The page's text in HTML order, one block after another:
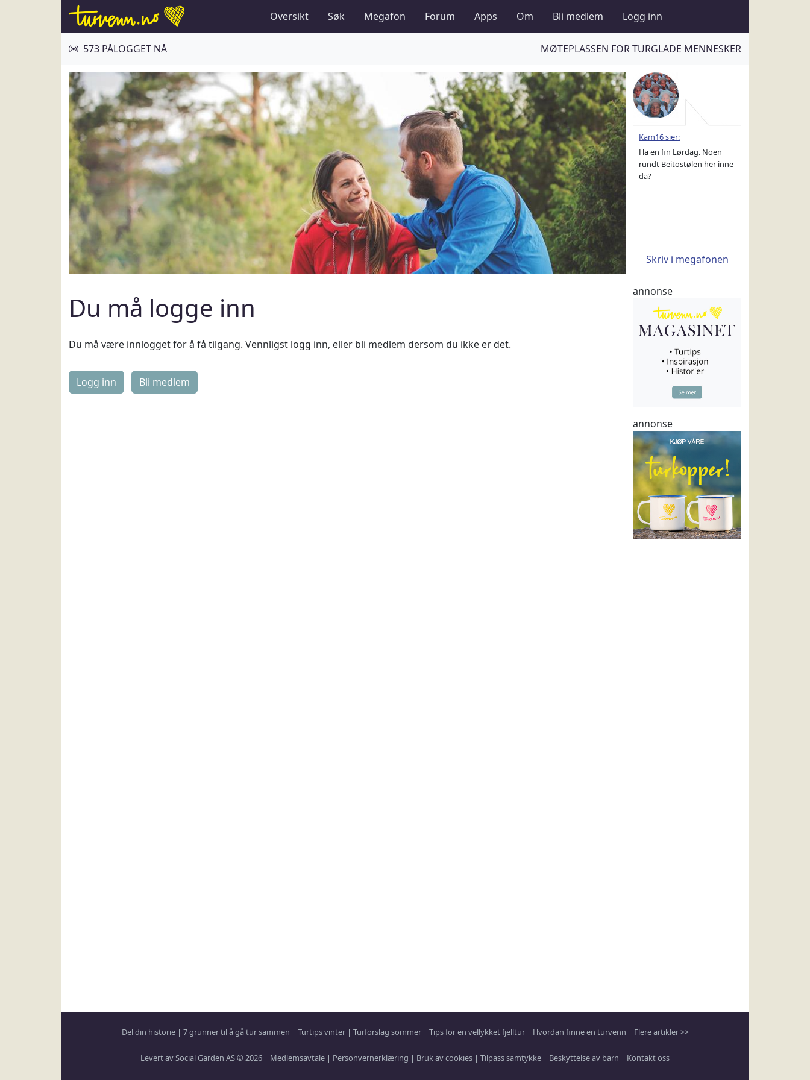
Oversikt Søk Megafon Forum Apps Om Bli medlem Logg inn
573 PÅLOGGET NÅ MØTEPLASSEN FOR TURGLADE MENNESKER
Du må logge inn
Du må være innlogget for å få tilgang. Vennligst logg inn, eller bli medlem dersom du ikke er det.
Logg inn
Kam16 sier:
Ha en fin Lørdag. Noen
rundt Beitostølen her inne
da?
Skriv i megafonen
annonse
annonse
Del din historie| 7 grunner til å gå tur sammen | Turtips vinter| Turforslag sommer| Tips for en vellykket fjelltur| Hvordan finne en turvenn | Flere artikler >>
Levert av Social Garden AS © 2026 | Medlemsavtale | Personvernerklæring | Bruk av cookies | Tilpass samtykke | Beskyttelse av barn | Kontakt oss